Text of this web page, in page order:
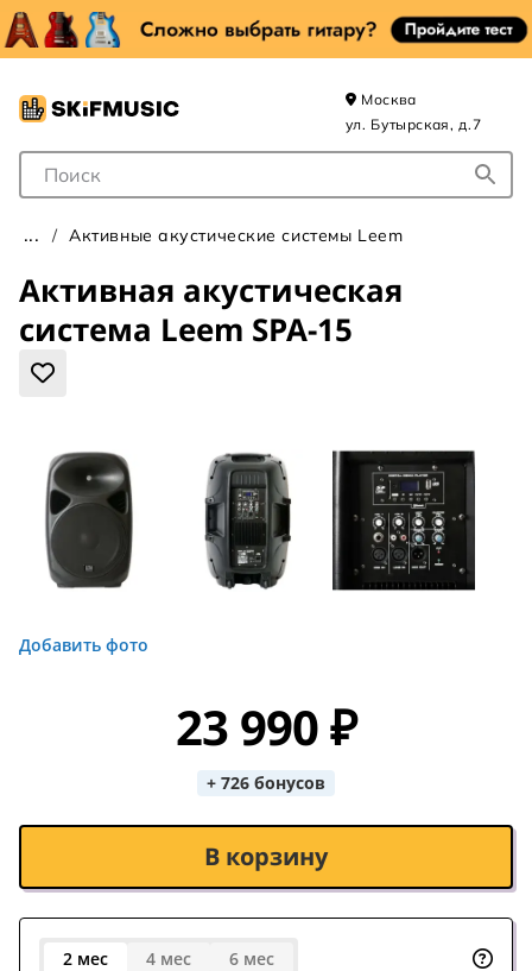
Поле для Поиска
Москва
ул. Бутырская, д.7
Активные акустические системы Leem
Активная акустическая
система Leem SPA-15
Добавить фото
23 990 ₽
+ 726 бонусов
В корзину
2 мес 4 мес 6 мес